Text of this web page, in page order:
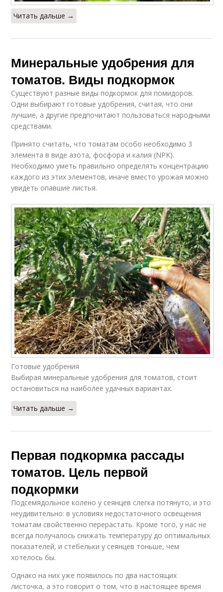
Читать дальше →
Минеральные удобрения для
томатов. Виды подкормок
Существуют разные виды подкормок для помидоров.
Одни выбирают готовые удобрения, считая, что они
лучшие, а другие предпочитают пользоваться народными
средствами.
Принято считать, что томатам особо необходимо 3
элемента в виде азота, фосфора и калия (NPK).
Необходимо уметь правильно определять концентрацию
каждого из этих элементов, иначе вместо урожая можно
увидеть опавшие листья.
Готовые удобрения
Выбирая минеральные удобрения для томатов, стоит
остановиться на наиболее удачных вариантах.
Читать дальше →
Первая подкормка рассады
томатов. Цель первой
подкормки
Подсемядольное колено у сеянцев слегка потянуто, и это
неудивительно: в условиях недостаточного освещения
томатам свойственно перерастать. Кроме того, у нас не
всегда получалось снижать температуру до оптимальных
показателей, и стебельки у сеянцев тоньше, чем
хотелось бы.
Однако на них уже появилось по два настоящих
листочка, а это говорит о том, что в настоящее время